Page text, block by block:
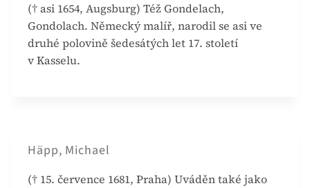
(† asi 1654, Augsburg) Též Gondelach,
Gondolach. Německý malíř, narodil se asi ve
druhé polovině šedesátých let 17. století
v Kasselu.
Häpp, Michael
(† 15. července 1681, Praha) Uváděn také jako